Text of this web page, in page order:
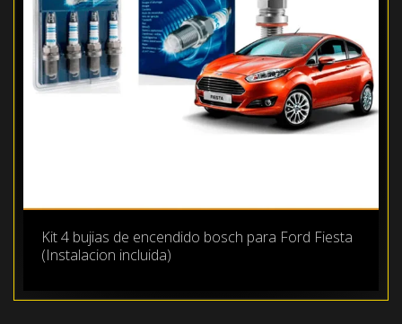
Kit 4 bujias de encendido bosch para Ford Fiesta
(Instalacion incluida)